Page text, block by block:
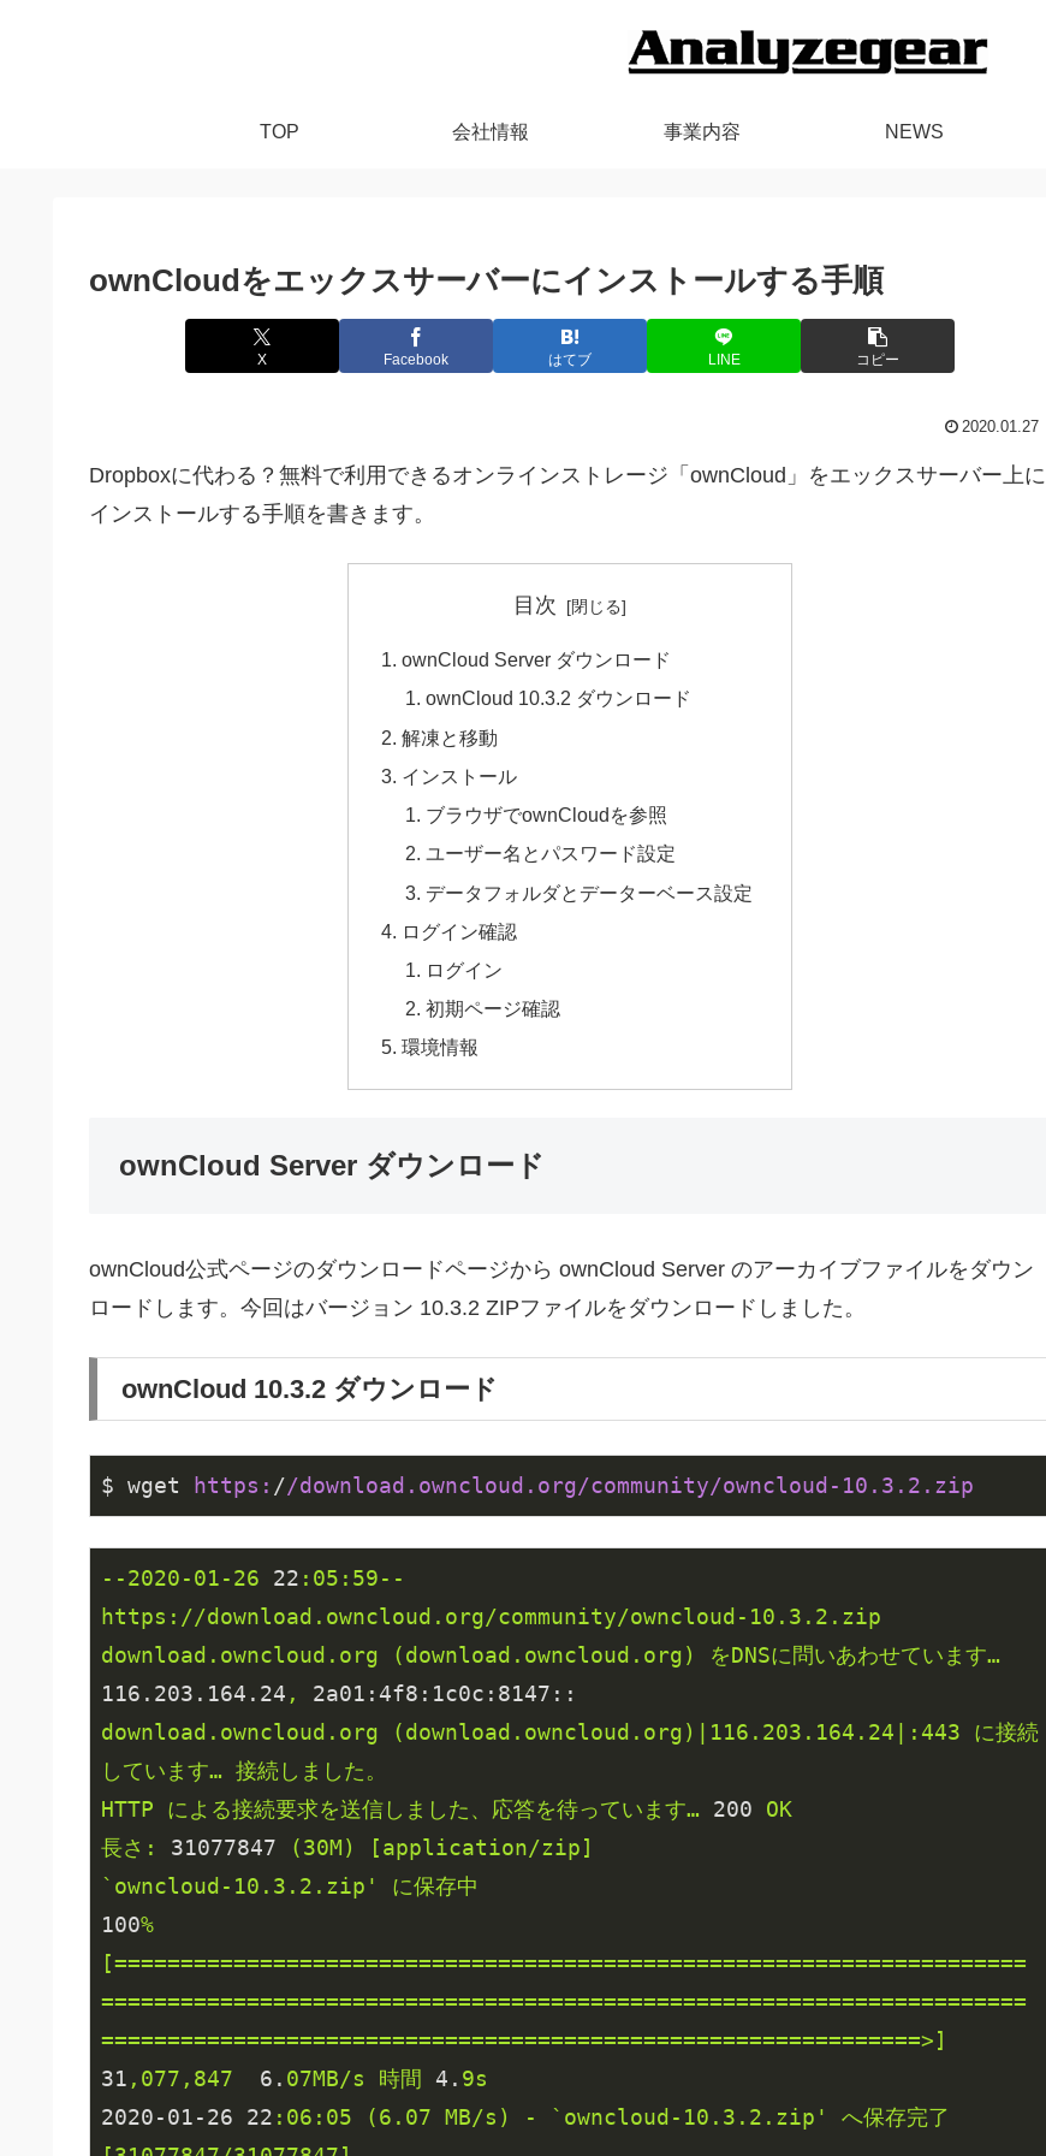
TOP 会社情報 事業内容 NEWS
ownCloudをエックスサーバーにインストールする手順
X Facebook はてブ LINE コピー
2020.01.27
Dropboxに代わる？無料で利用できるオンラインストレージ「ownCloud」をエックスサーバー上に
インストールする手順を書きます。
目次
ownCloud Server ダウンロード
ownCloud 10.3.2 ダウンロード
解凍と移動
インストール
ブラウザでownCloudを参照
ユーザー名とパスワード設定
データフォルダとデーターベース設定
ログイン確認
ログイン
初期ページ確認
環境情報
ownCloud Server ダウンロード
ownCloud公式ページのダウンロードページから ownCloud Server のアーカイブファイルをダウン
ロードします。今回はバージョン 10.3.2 ZIPファイルをダウンロードしました。
ownCloud 10.3.2 ダウンロード
$ wget https: //download.owncloud.org/community/owncloud-10.3.2.zip
--2020-01-26 22 :05:59--
https://download.owncloud.org/community/owncloud-10.3.2.zip
download.owncloud.org
(download.owncloud.org)
をDNSに問いあわせています…
116.203 .164 .24 ,
2a01:4f8:1c0c:8147::
download.owncloud.org
(download.owncloud.org)|116.203.164.24|:443
に接続
しています… 接続しました。
HTTP
による接続要求を送信しました、応答を待っています… 200
OK
長さ:
31077847 (30M)
[application/zip]
`owncloud-10.3.2.zip'
に保存中
100%
[=====================================================================
======================================================================
==============================================================>]
31 ,077,847 6. 07MB/s 時間 4. 9s
2020-01-26 22 :06:05 (6.07 MB/s) - `owncloud-10.3.2.zip'
へ保存完了